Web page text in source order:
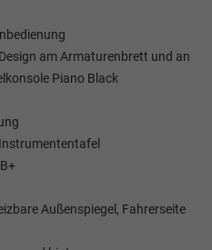
am Armaturenbrett und an
Piano Black
Außenspiegel, Fahrerseite